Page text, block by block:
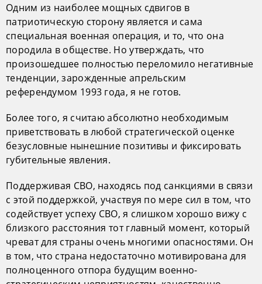
Одним из наиболее мощных сдвигов в
патриотическую сторону является и сама
специальная военная операция, и то, что она
породила в обществе. Но утверждать, что
произошедшее полностью переломило негативные
тенденции, зарожденные апрельским
референдумом 1993 года, я не готов.
Более того, я считаю абсолютно необходимым
приветствовать в любой стратегической оценке
безусловные нынешние позитивы и фиксировать
губительные явления.
Поддерживая СВО, находясь под санкциями в связи
с этой поддержкой, участвуя по мере сил в том, что
содействует успеху СВО, я слишком хорошо вижу с
близкого расстояния тот главный момент, который
чреват для страны очень многими опасностями. Он
в том, что страна недостаточно мотивирована для
полноценного отпора будущим военно-